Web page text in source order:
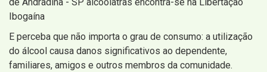
de Andradina - SP alcoólatras encontra-se na Libertação
Ibogaína
E perceba que não importa o grau de consumo: a utilização
do álcool causa danos significativos ao dependente,
familiares, amigos e outros membros da comunidade.